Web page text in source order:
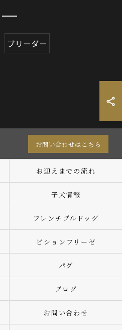
ブリーダー
お問い合わせはこちら
お迎えまでの流れ
子犬情報
フレンチブルドッグ
ビションフリーゼ
パグ
ブログ
お問い合わせ